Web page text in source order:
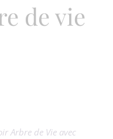
de vie
Arbre de Vie avec